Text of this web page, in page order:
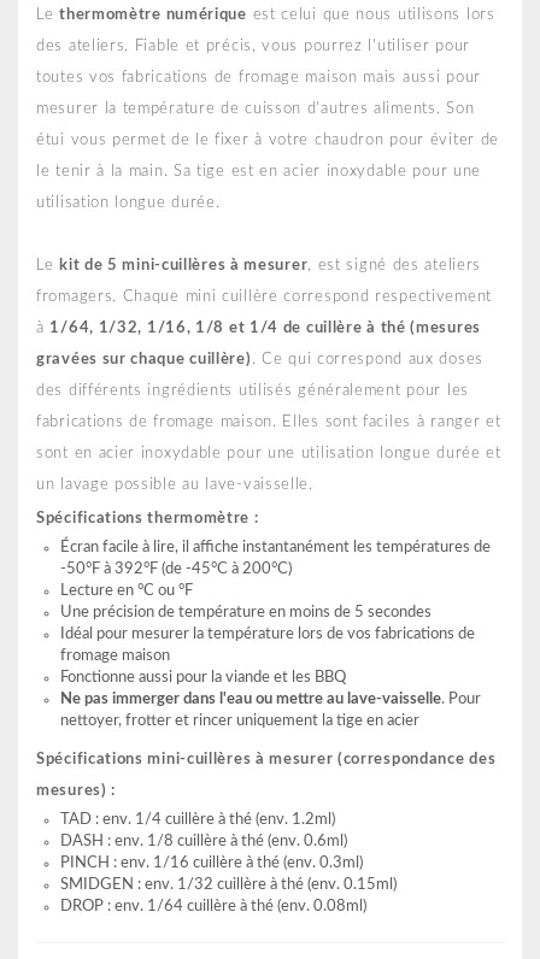
Lethermomètre numérique est celui que nous utilisons lors
des ateliers. Fiable et précis, vous pourrez l'utiliser pour
toutes vos fabrications de fromage maison mais aussi pour
mesurer la température de cuisson d'autres aliments. Son
étui vous permet de le fixer à votre chaudron pour éviter de
le tenir à la main. Sa tige est en acier inoxydable pour une
utilisation longue durée.
Le kit de 5 mini-cuillères à mesurer, est signé des ateliers
fromagers. Chaque mini cuillère correspond respectivement
à 1/64, 1/32, 1/16, 1/8 et 1/4 de cuillère à thé (mesures
gravées sur chaque cuillère) . Ce qui correspond aux doses
des différents ingrédients utilisés généralement pour les
fabrications de fromage maison. Elles sont faciles à ranger et
sont en acier inoxydable pour une utilisation longue durée et
un lavage possible au lave-vaisselle.
Spécifications thermomètre :
Écran facile à lire, il affiche instantanément les températures de
-50°F à 392°F (de -45°C à 200°C)
Lecture en °C ou °F
Une précision de température en moins de 5 secondes
Idéal pour mesurer la température lors de vos fabrications de
fromage maison
Fonctionne aussi pour la viande et les BBQ
Ne pas immerger dans l'eau ou mettre au lave-vaisselle. Pour
nettoyer, frotter et rincer uniquement la tige en acier
Spécifications mini-cuillères à mesurer (correspondance des
mesures) :
TAD : env. 1/4 cuillère à thé (env. 1.2ml)
DASH : env. 1/8 cuillère à thé (env. 0.6ml)
PINCH : env. 1/16 cuillère à thé (env. 0.3ml)
SMIDGEN : env. 1/32 cuillère à thé (env. 0.15ml)
DROP : env. 1/64 cuillère à thé (env. 0.08ml)